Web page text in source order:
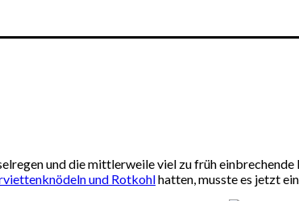
und die mittlerweile viel zu früh
und Rotkohlhatten, musste es jetzt